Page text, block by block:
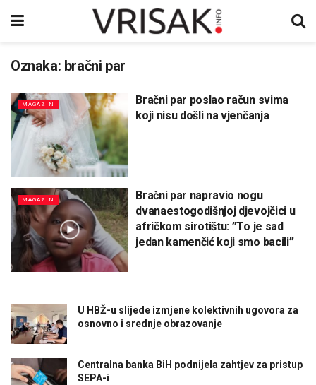
Oznaka: bračni par
MAGAZIN
Bračni par poslao račun svima
koji nisu došli na vjenčanja
MAGAZIN
Bračni par napravio nogu
dvanaestogodišnjoj djevojčici u
afričkom sirotištu: ”To je sad
jedan kamenčić koji smo bacili”
U HBŽ-u slijede izmjene kolektivnih ugovora za
osnovno i srednje obrazovanje
Centralna banka BiH podnijela zahtjev za pristup
SEPA-i